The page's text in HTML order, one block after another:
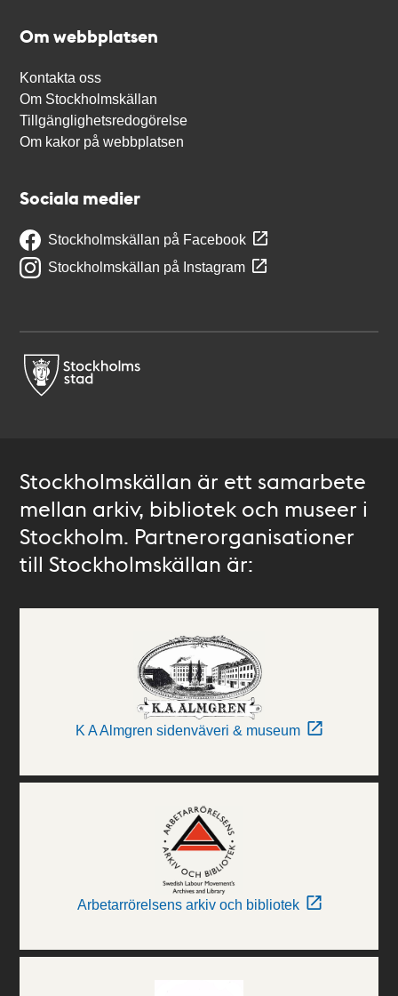
Om webbplatsen
Kontakta oss
Om Stockholmskällan
Tillgänglighetsredogörelse
Om kakor på webbplatsen
Sociala medier
Stockholmskällan på Facebook
Stockholmskällan på Instagram
Stockholmskällan är ett samarbete
mellan arkiv, bibliotek och museer i
Stockholm. Partnerorganisationer
till Stockholmskällan är:
K A Almgren sidenväveri & museum
Arbetarrörelsens arkiv och bibliotek